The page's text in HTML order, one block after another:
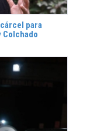
para
Colchado